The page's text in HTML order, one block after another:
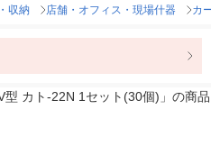
収納 店舗・オフィス・現場什器 カ